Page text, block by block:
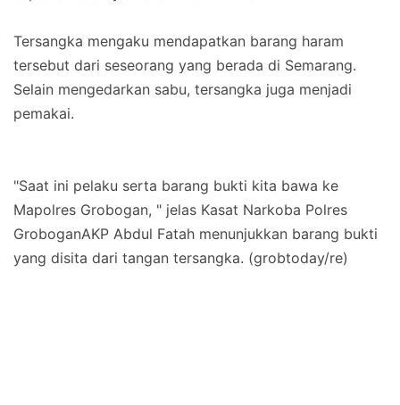
Tersangka mengaku mendapatkan barang haram
tersebut dari seseorang yang berada di Semarang.
Selain mengedarkan sabu, tersangka juga menjadi
pemakai.
"Saat ini pelaku serta barang bukti kita bawa ke
Mapolres Grobogan, " jelas Kasat Narkoba Polres
GroboganAKP Abdul Fatah menunjukkan barang bukti
yang disita dari tangan tersangka. (grobtoday/re)